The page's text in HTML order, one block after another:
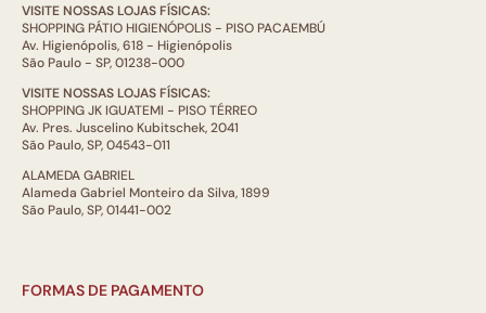
VISITE NOSSAS LOJAS FÍSICAS:
SHOPPING PÁTIO HIGIENÓPOLIS - PISO PACAEMBÚ
Av. Higienópolis, 618 - Higienópolis
São Paulo - SP, 01238-000
VISITE NOSSAS LOJAS FÍSICAS:
SHOPPING JK IGUATEMI - PISO TÉRREO
Av. Pres. Juscelino Kubitschek, 2041
São Paulo, SP, 04543-011
ALAMEDA GABRIEL
Alameda Gabriel Monteiro da Silva, 1899
São Paulo, SP, 01441-002
FORMAS DE PAGAMENTO